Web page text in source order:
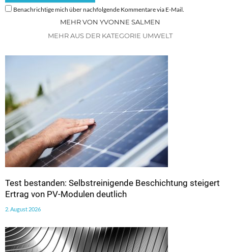
Benachrichtige mich über nachfolgende Kommentare via E-Mail.
MEHR VON YVONNE SALMEN
MEHR AUS DER KATEGORIE UMWELT
Test bestanden: Selbstreinigende Beschichtung steigert
Ertrag von PV-Modulen deutlich
2. August 2026